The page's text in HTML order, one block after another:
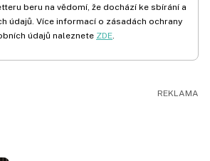
beru na vědomí, že dochází ke sbírání a
údajů. Více informací o zásadách ochrany
údajů naleznete ZDE.